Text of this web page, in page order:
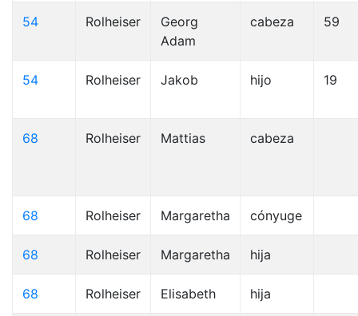
54 Rolheiser
Georg
Adam
cabeza 59
54 Rolheiser Jakob hijo 19
68 Rolheiser Mattias cabeza
68 Rolheiser Margaretha cónyuge
68 Rolheiser Margaretha hija
68 Rolheiser Elisabeth hija